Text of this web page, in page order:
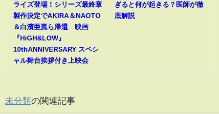
ライズ登場！シリーズ最終章
製作決定でAKIRA＆NAOTO
＆白濱亜嵐ら帰還 映画
『HiGH&LOW』
10thANNIVERSARY スペシ
ャル舞台挨拶付き上映会
ぎると何が起きる？医師が徹
底解説
未分類の関連記事